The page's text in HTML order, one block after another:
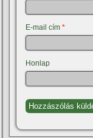
E-mail cím*
Honlap